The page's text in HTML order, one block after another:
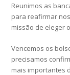
Reunimos as
para reafirmar
missão de eleger
Vencemos os
precisamos
mais importantes